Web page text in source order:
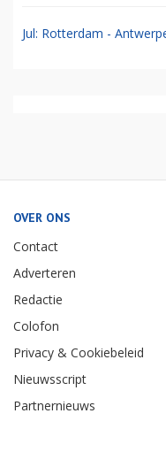
Jul: Rotterdam -
OVER ONS
Contact
Adverteren
Redactie
Colofon
Privacy & Cookiebeleid
Nieuwsscript
Partnernieuws